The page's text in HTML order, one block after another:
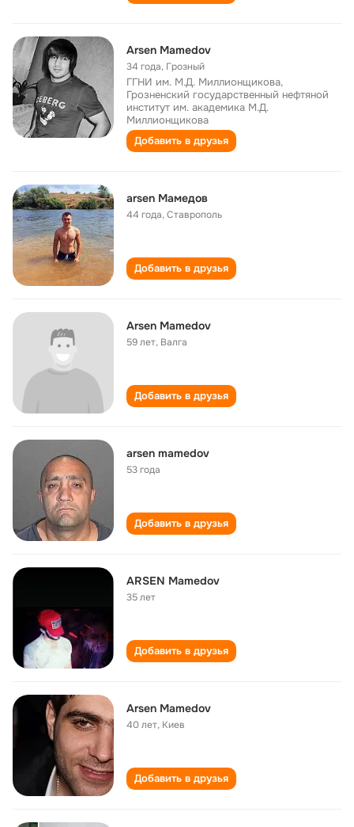
Аrsen Mamedov
34 года, Грозный
ГГНИ им. М.Д. Миллионщикова,
Грозненский государственный нефтяной
институт им. академика М.Д.
Миллионщикова
Добавить в друзья
arsen Мамедов
44 года,Ставрополь
Добавить в друзья
Arsen Mamedov
59 лет, Валга
Добавить в друзья
arsen mamedov
53 года
Добавить в друзья
ARSEN Mamedov
35 лет
Добавить в друзья
Arsen Mamedov
40 лет, Киев
Добавить в друзья